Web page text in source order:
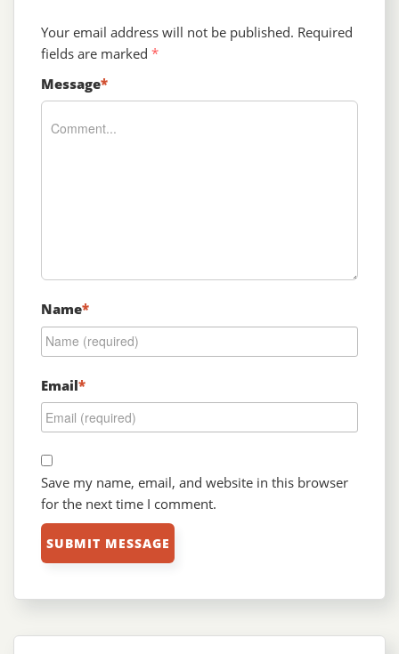
Your email address will not be published. Required
fields are marked *
Message*
Name*
Email*
Save my name, email, and website in this browser
for the next time I comment.